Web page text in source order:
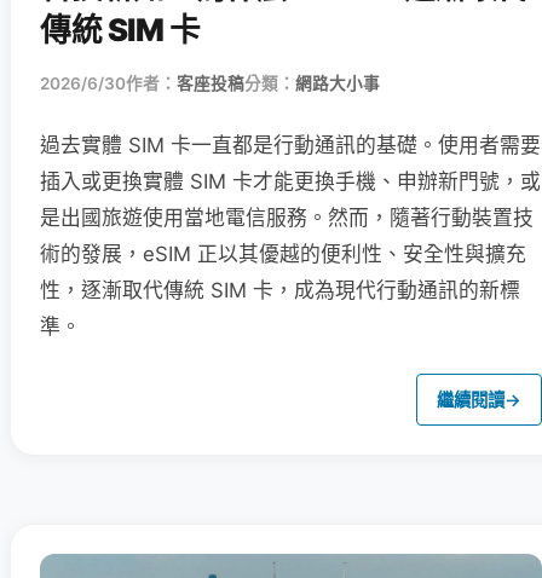
傳統 SIM 卡
2026/6/30作者： 客座投稿分類： 網路大小事
過去實體 SIM 卡一直都是行動通訊的基礎。使用者需要
插入或更換實體 SIM 卡才能更換手機、申辦新門號，或
是出國旅遊使用當地電信服務。然而，隨著行動裝置技
術的發展，eSIM 正以其優越的便利性、安全性與擴充
性，逐漸取代傳統 SIM 卡，成為現代行動通訊的新標
準。
繼續閱讀→